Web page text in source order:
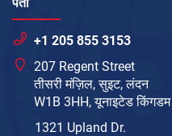
+1 205 855 3153
207 Regent Street
तीसरी मंज़िल, सुइट, लंदन
W1B 3HH, यूनाइटेड किंगडम
1321 Upland Dr.